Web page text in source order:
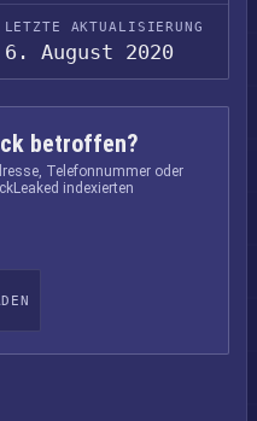
LETZTE AKTUALISIERUNG
6. August 2020
betroffen?
Telefonnummer oder
indexierten